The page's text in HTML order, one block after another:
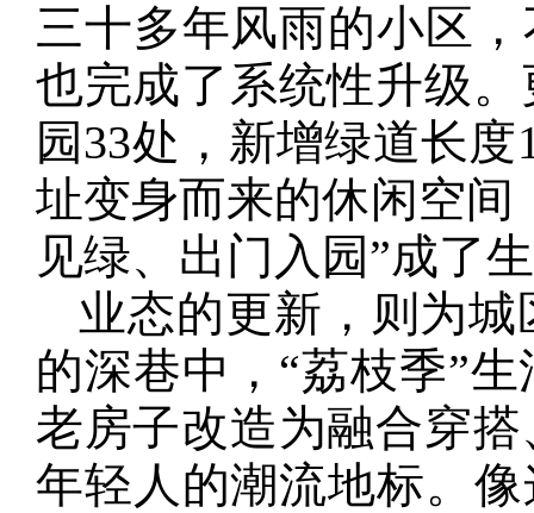
三十多年风雨的小区
也完成了系统性升级
园33处，新增绿道长
址变身而来的休闲空间
见绿、出门入园”成了
业态的更新，则为
的深巷中，“荔枝季”
老房子改造为融合穿
年轻人的潮流地标。